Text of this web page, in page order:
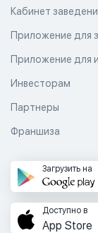
Кабинет
Приложение для
Приложение для
Инвесторам
Партнеры
Франшиза
Загрузить на
Доступно в
App Store